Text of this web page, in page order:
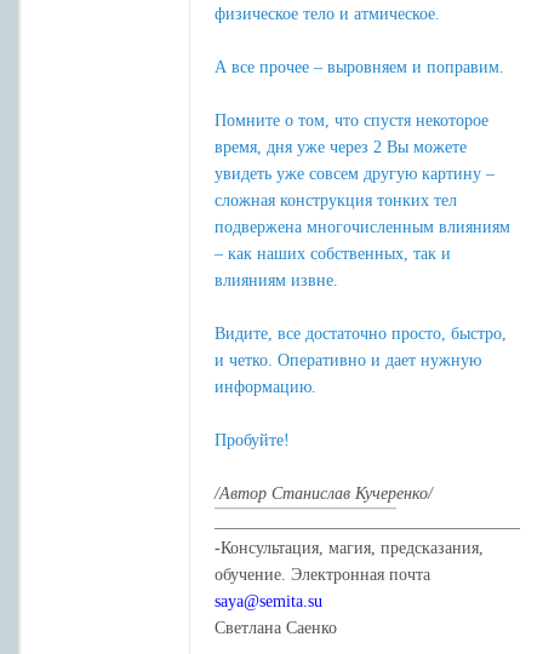
физическое тело и атмическое.
А все прочее – выровняем и поправим.
Помните о том, что спустя некоторое
время, дня уже через 2 Вы можете
увидеть уже совсем другую картину –
сложная конструкция тонких тел
подвержена многочисленным влияниям
– как наших собственных, так и
влияниям извне.
Видите, все достаточно просто, быстро,
и четко. Оперативно и дает нужную
информацию.
Пробуйте!
/Автор Станислав Кучеренко/
-Консультация, магия, предсказания,
обучение. Электронная почта
saya@semita.su
Светлана Саенко